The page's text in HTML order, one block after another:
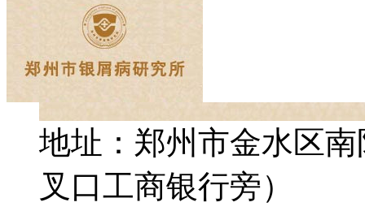
地址：郑州市金水区
叉口工商银行旁）